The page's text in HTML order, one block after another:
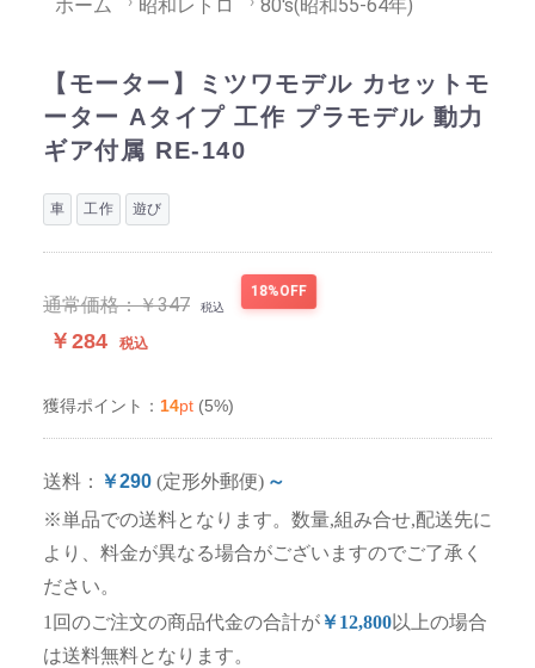
ホーム 昭和レトロ 80's(昭和55-64年)
【モーター】ミツワモデル カセットモ
ーター Aタイプ 工作 プラモデル 動力
ギア付属 RE-140
車 工作 遊び
通常価格：￥347 税込
18%OFF
￥284 税込
獲得ポイント： 14pt (5%)
送料： ￥290 (定形外郵便) ～
※単品での送料となります。数量,組み合せ,配送先に
より、料金が異なる場合がございますのでご了承く
ださい。
1回のご注文の商品代金の合計が￥12,800以上の場合
は送料無料となります。